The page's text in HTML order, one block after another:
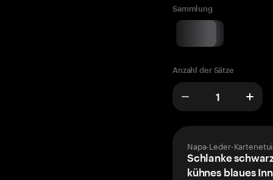
Sammlung
Anzahl der Sätze
Napa-Leder-
Schlanke
kühnes blaues